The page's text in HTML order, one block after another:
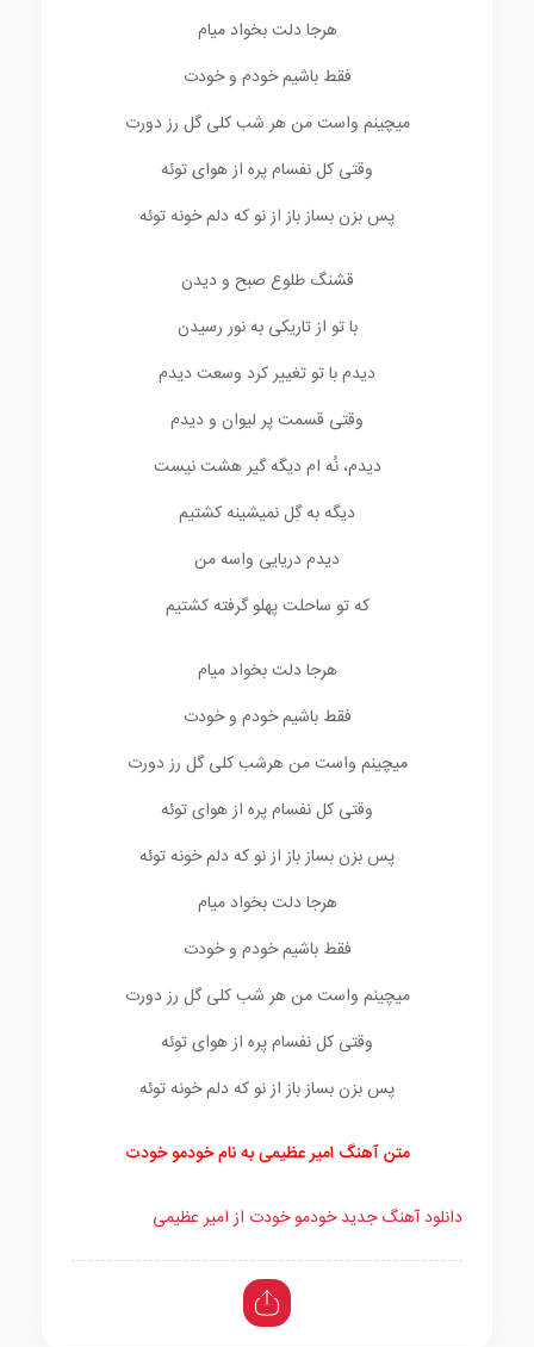
هرجا دلت بخواد میام
فقط باشیم خودم و خودت
میچینم واست من هر شب کلی گل رز دورت
وقتی کل نفسام پره از هوای توئه
پس بزن بساز باز از نو که دلم خونه توئه
قشنگ طلوع صبح و دیدن
با تو از تاریکی به نور رسیدن
دیدم با تو تغییر کرد وسعت دیدم
وقتی قسمت پر لیوان و دیدم
دیدم، نُه ام دیگه گیر هشت نیست
دیگه به گِل نمیشینه کشتیم
دیدم دریایی واسه من
که تو ساحلت پهلو گرفته کشتیم
هرجا دلت بخواد میام
فقط باشیم خودم و خودت
میچینم واست من هرشب کلی گل رز دورت
وقتی کل نفسام پره از هوای توئه
پس بزن بساز باز از نو که دلم خونه توئه
هرجا دلت بخواد میام
فقط باشیم خودم و خودت
میچینم واست من هر شب کلی گل رز دورت
وقتی کل نفسام پره از هوای توئه
پس بزن بساز باز از نو که دلم خونه توئه
متن آهنگ امیر عظیمی به نام خودمو خودت
دانلود آهنگ جدید خودمو خودت از امیر عظیمی